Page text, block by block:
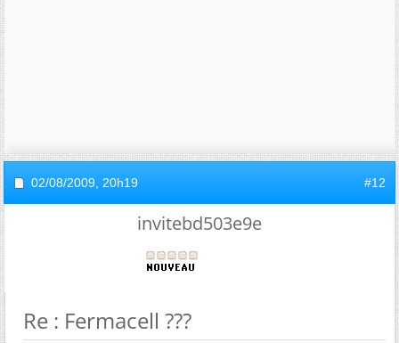
02/08/2009, 20h19 #12
invitebd503e9e
Re : Fermacell ???